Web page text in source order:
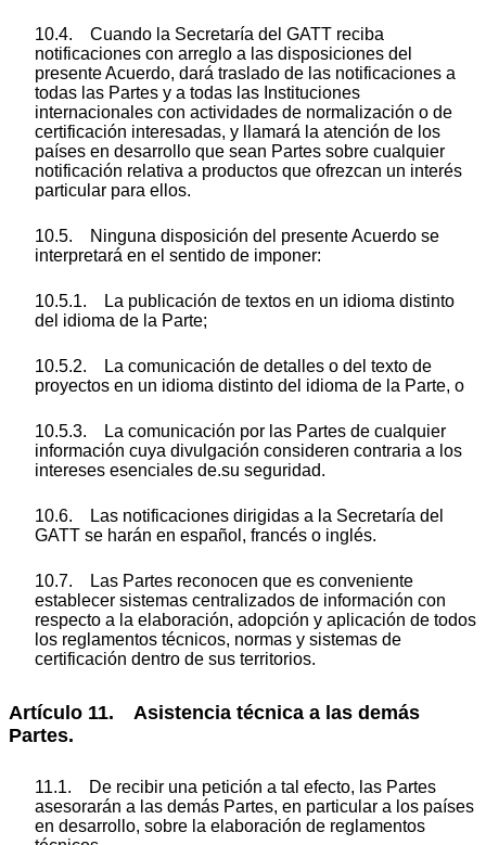
10.4. Cuando la Secretaría del GATT reciba
notificaciones con arreglo a las disposiciones del
presente Acuerdo, dará traslado de las notificaciones a
todas las Partes y a todas las Instituciones
internacionales con actividades de normalización o de
certificación interesadas, y llamará la atención de los
países en desarrollo que sean Partes sobre cualquier
notificación relativa a productos que ofrezcan un interés
particular para ellos.
10.5. Ninguna disposición del presente Acuerdo se
interpretará en el sentido de imponer:
10.5.1. La publicación de textos en un idioma distinto
del idioma de la Parte;
10.5.2. La comunicación de detalles o del texto de
proyectos en un idioma distinto del idioma de la Parte, o
10.5.3. La comunicación por las Partes de cualquier
información cuya divulgación consideren contraria a los
intereses esenciales de.su seguridad.
10.6. Las notificaciones dirigidas a la Secretaría del
GATT se harán en español, francés o inglés.
10.7. Las Partes reconocen que es conveniente
establecer sistemas centralizados de información con
respecto a la elaboración, adopción y aplicación de todos
los reglamentos técnicos, normas y sistemas de
certificación dentro de sus territorios.
Artículo 11. Asistencia técnica a las demás
Partes.
11.1. De recibir una petición a tal efecto, las Partes
asesorarán a las demás Partes, en particular a los países
en desarrollo, sobre la elaboración de reglamentos